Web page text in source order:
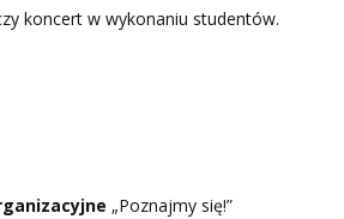
koncert w wykonaniu studentów.
„Poznajmy się!”